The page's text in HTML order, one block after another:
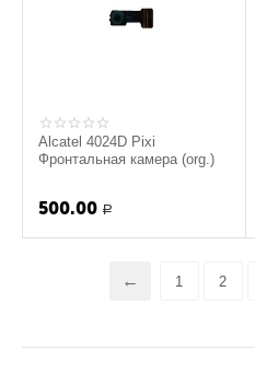
Alcatel 4024D Pixi
Фронтальная камера (org.)
500.00 Р
1 2